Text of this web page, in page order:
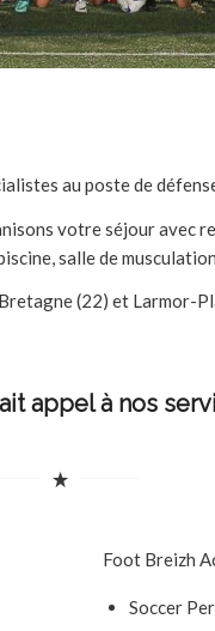
au poste de
votre séjour avec
salle de
(22) et Larmor-
appel à nos
Foot Breizh
Soccer